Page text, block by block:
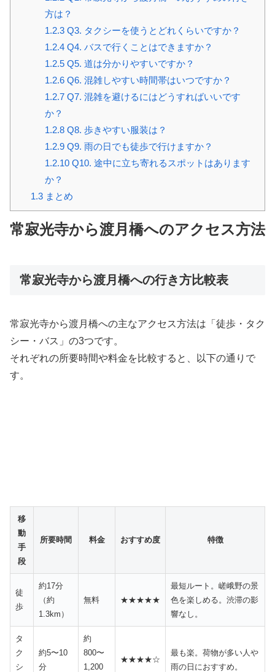
方は？
1.2.3Q3. タクシーを使うとどれくらいですか？
1.2.4Q4. バスで行くことはできますか？
1.2.5Q5. 道は分かりやすいですか？
1.2.6Q6. 混雑しやすい時間帯はいつですか？
1.2.7Q7. 混雑を避けるにはどうすればいいです
か？
1.2.8Q8. 歩きやすい服装は？
1.2.9Q9. 雨の日でも徒歩で行けますか？
1.2.10Q10. 途中に立ち寄れるスポットはあります
か？
1.3まとめ
常寂光寺から渡月橋へのアクセス方法
常寂光寺から渡月橋への行き方比較表
常寂光寺から渡月橋への主なアクセス方法は「徒歩・タク
シー・バス」の3つです。
それぞれの所要時間や料金を比較すると、以下の通りで
す。
移
動
手
段
所要時間 料金 おすすめ度 特徴
徒
歩
約17分
（約
1.3km）
無料 ★★★★★
最短ルート。嵯峨野の景
色を楽しめる。渋滞の影
響なし。
タ
ク
シ
約5〜10
分
約
800〜
1,200
★★★★☆
最も楽。荷物が多い人や
雨の日におすすめ。